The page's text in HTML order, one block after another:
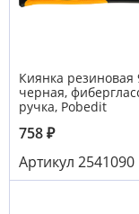
Киянка резиновая
черная,
ручка, Pobedit
758₽
Артикул 2541090